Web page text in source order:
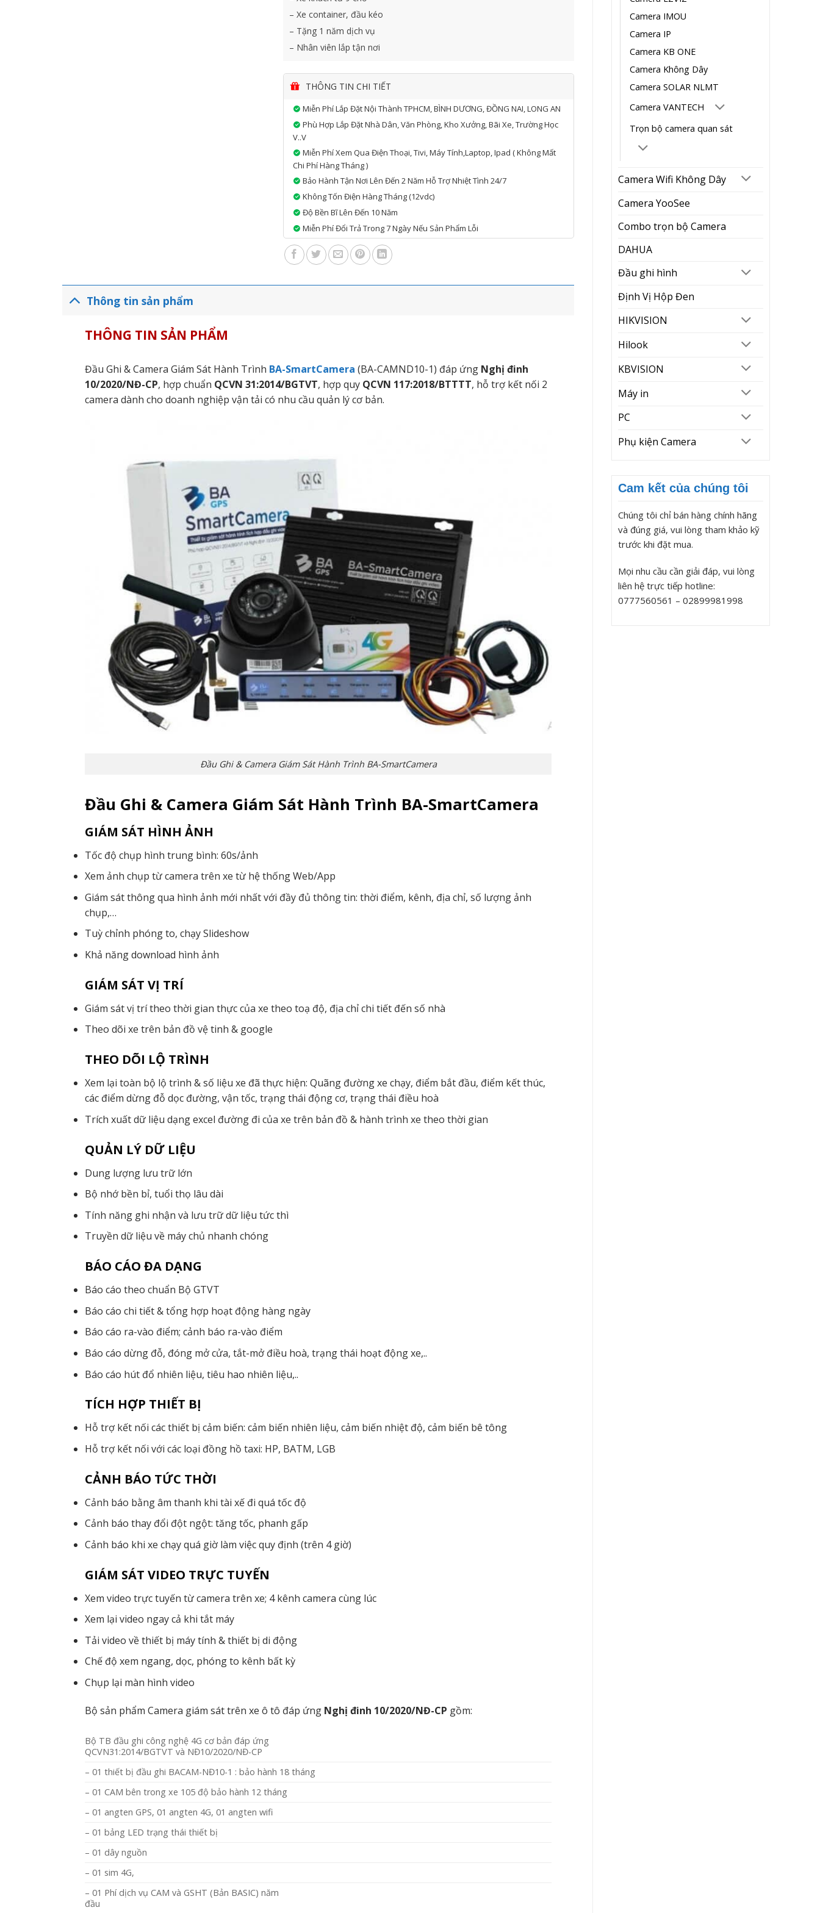
Camera IMOU
Camera IP
Camera KB ONE
Camera Không Dây
Camera SOLAR NLMT
Camera VANTECH
Trọn bộ camera quan sát
Camera Wifi Không Dây
Camera YooSee
Combo trọn bộ Camera
DAHUA
Đầu ghi hình
Định Vị Hộp Đen
HIKVISION
Hilook
KBVISION
Máy in
PC
Phụ kiện Camera
Cam kết của chúng tôi
Chúng tôi chỉ bán hàng chính hãng
và đúng giá, vui lòng tham khảo kỹ
trước khi đặt mua.
Mọi nhu cầu cần giải đáp, vui lòng
liên hệ trực tiếp hotline:
0777560561 – 02899981998
– Xe container, đầu kéo
– Tặng 1 năm dịch vụ
– Nhân viên lắp tận nơi
THÔNG TIN CHI TIẾT
Miễn Phí Lắp Đặt Nội Thành TPHCM, BÌNH DƯƠNG, ĐỒNG NAI, LONG AN
Phù Hợp Lắp Đặt Nhà Dân, Văn Phòng, Kho Xưởng, Bãi Xe, Trường Học
V..v
Miễn Phí Xem Qua Điện Thoại, Tivi, Máy Tính,laptop, Ipad ( Không Mất
Chi Phí Hàng Tháng )
Bảo Hành Tận Nơi Lên Đến 2 Năm Hỗ Trợ Nhiệt Tình 24/7
Không Tốn Điện Hàng Tháng (12vdc)
Độ Bền Bĩ Lên Đến 10 Năm
Miễn Phí Đổi Trả Trong 7 Ngày Nếu Sản Phẩm Lỗi
Thông tin sản phẩm
THÔNG TIN SẢN PHẨM
Đầu Ghi & Camera Giám Sát Hành Trình BA-SmartCamera (BA-CAMND10-1) đáp ứng Nghị đinh
10/2020/NĐ-CP, hợp chuẩn QCVN 31:2014/BGTVT, hợp quy QCVN 117:2018/BTTTT, hỗ trợ kết nối 2
camera dành cho doanh nghiệp vận tải có nhu cầu quản lý cơ bản.
Đầu Ghi & Camera Giám Sát Hành Trình BA-SmartCamera
Đầu Ghi & Camera Giám Sát Hành Trình BA-SmartCamera
GIÁM SÁT HÌNH ẢNH
Tốc độ chụp hình trung bình: 60s/ảnh
Xem ảnh chụp từ camera trên xe từ hệ thống Web/App
Giám sát thông qua hình ảnh mới nhất với đầy đủ thông tin: thời điểm, kênh, địa chỉ, số lượng ảnh
chụp,…
Tuỳ chỉnh phóng to, chạy Slideshow
Khả năng download hình ảnh
GIÁM SÁT VỊ TRÍ
Giám sát vị trí theo thời gian thực của xe theo toạ độ, địa chỉ chi tiết đến số nhà
Theo dõi xe trên bản đồ vệ tinh & google
THEO DÕI LỘ TRÌNH
Xem lại toàn bộ lộ trình & số liệu xe đã thực hiện: Quãng đường xe chạy, điểm bắt đầu, điểm kết thúc,
các điểm dừng đỗ dọc đường, vận tốc, trạng thái động cơ, trạng thái điều hoà
Trích xuất dữ liệu dạng excel đường đi của xe trên bản đồ & hành trình xe theo thời gian
QUẢN LÝ DỮ LIỆU
Dung lượng lưu trữ lớn
Bộ nhớ bền bỉ, tuổi thọ lâu dài
Tính năng ghi nhận và lưu trữ dữ liệu tức thì
Truyền dữ liệu về máy chủ nhanh chóng
BÁO CÁO ĐA DẠNG
Báo cáo theo chuẩn Bộ GTVT
Báo cáo chi tiết & tổng hợp hoạt động hàng ngày
Báo cáo ra-vào điểm; cảnh báo ra-vào điểm
Báo cáo dừng đỗ, đóng mở cửa, tắt-mở điều hoà, trạng thái hoạt động xe,..
Báo cáo hút đổ nhiên liệu, tiêu hao nhiên liệu,..
TÍCH HỢP THIẾT BỊ
Hỗ trợ kết nối các thiết bị cảm biến: cảm biến nhiên liệu, cảm biến nhiệt độ, cảm biến bê tông
Hỗ trợ kết nối với các loại đồng hồ taxi: HP, BATM, LGB
CẢNH BÁO TỨC THỜI
Cảnh báo bằng âm thanh khi tài xế đi quá tốc độ
Cảnh báo thay đổi đột ngột: tăng tốc, phanh gấp
Cảnh báo khi xe chạy quá giờ làm việc quy định (trên 4 giờ)
GIÁM SÁT VIDEO TRỰC TUYẾN
Xem video trực tuyến từ camera trên xe; 4 kênh camera cùng lúc
Xem lại video ngay cả khi tắt máy
Tải video về thiết bị máy tính & thiết bị di động
Chế độ xem ngang, dọc, phóng to kênh bất kỳ
Chụp lại màn hình video
Bộ sản phẩm Camera giám sát trên xe ô tô đáp ứng Nghị đinh 10/2020/NĐ-CP gồm:
Bộ TB đầu ghi công nghệ 4G cơ bản đáp ứng
QCVN31:2014/BGTVT và NĐ10/2020/NĐ-CP
– 01 thiết bị đầu ghi BACAM-NĐ10-1 : bảo hành 18 tháng
– 01 CAM bên trong xe 105 độ bảo hành 12 tháng
– 01 angten GPS, 01 angten 4G, 01 angten wifi
– 01 bảng LED trạng thái thiết bị
– 01 dây nguồn
– 01 sim 4G,
– 01 Phí dịch vụ CAM và GSHT (Bản BASIC) năm
đầu